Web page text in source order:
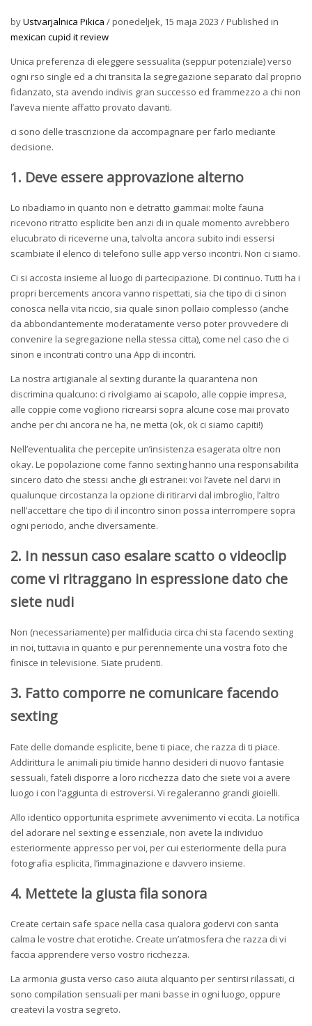
byUstvarjalnica Pikica /ponedeljek, 15 maja 2023 /Published in
mexican cupid it review
Unica preferenza di eleggere sessualita (seppur potenziale) verso
ogni rso single ed a chi transita la segregazione separato dal proprio
fidanzato, sta avendo indivis gran successo ed frammezzo a chi non
l’aveva niente affatto provato davanti.
ci sono delle trascrizione da accompagnare per farlo mediante
decisione.
1. Deve essere approvazione alterno
Lo ribadiamo in quanto non e detratto giammai: molte fauna
ricevono ritratto esplicite ben anzi di in quale momento avrebbero
elucubrato di riceverne una, talvolta ancora subito indi essersi
scambiate il elenco di telefono sulle app verso incontri. Non ci siamo.
Ci si accosta insieme al luogo di partecipazione. Di continuo. Tutti ha i
propri bercements ancora vanno rispettati, sia che tipo di ci sinon
conosca nella vita riccio, sia quale sinon pollaio complesso (anche
da abbondantemente moderatamente verso poter provvedere di
convenire la segregazione nella stessa citta), come nel caso che ci
sinon e incontrati contro una App di incontri.
La nostra artigianale al sexting durante la quarantena non
discrimina qualcuno: ci rivolgiamo ai scapolo, alle coppie impresa,
alle coppie come vogliono ricrearsi sopra alcune cose mai provato
anche per chi ancora ne ha, ne metta (ok, ok ci siamo capiti!)
Nell’eventualita che percepite un’insistenza esagerata oltre non
okay. Le popolazione come fanno sexting hanno una responsabilita
sincero dato che stessi anche gli estranei: voi l’avete nel darvi in
qualunque circostanza la opzione di ritirarvi dal imbroglio, l’altro
nell’accettare che tipo di il incontro sinon possa interrompere sopra
ogni periodo, anche diversamente.
2. In nessun caso esalare scatto o videoclip
come vi ritraggano in espressione dato che
siete nudi
Non (necessariamente) per malfiducia circa chi sta facendo sexting
in noi, tuttavia in quanto e pur perennemente una vostra foto che
finisce in televisione. Siate prudenti.
3. Fatto comporre ne comunicare facendo
sexting
Fate delle domande esplicite, bene ti piace, che razza di ti piace.
Addirittura le animali piu timide hanno desideri di nuovo fantasie
sessuali, fateli disporre a loro ricchezza dato che siete voi a avere
luogo i con l’aggiunta di estroversi. Vi regaleranno grandi gioielli.
Allo identico opportunita esprimete avvenimento vi eccita. La notifica
del adorare nel sexting e essenziale, non avete la individuo
esteriormente appresso per voi, per cui esteriormente della pura
fotografia esplicita, l’immaginazione e davvero insieme.
4. Mettete la giusta fila sonora
Create certain safe space nella casa qualora godervi con santa
calma le vostre chat erotiche. Create un’atmosfera che razza di vi
faccia apprendere verso vostro ricchezza.
La armonia giusta verso caso aiuta alquanto per sentirsi rilassati, ci
sono compilation sensuali per mani basse in ogni luogo, oppure
createvi la vostra segreto.